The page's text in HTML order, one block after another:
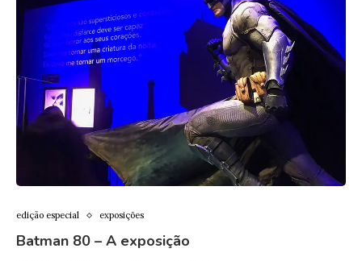
edição especial exposições
Batman 80 – A exposição